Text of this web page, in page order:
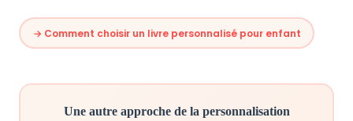
→ Comment choisir un livre personnalisé pour enfant
Une autre approche de la personnalisation